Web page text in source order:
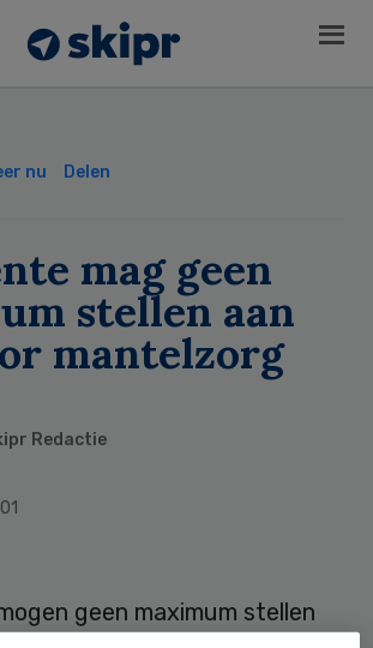
nu Delen
mag geen
stellen aan
mantelzorg
Redactie
geen maximum stellen